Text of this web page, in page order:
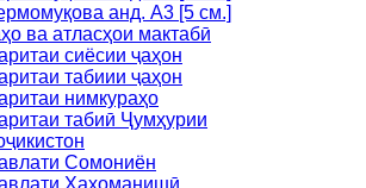
анд. А3 [5 см.]
ва атласҳои мактабӣ
сиёсии ҷаҳон
табиии ҷаҳон
нимкураҳо
табиӣ Ҷумҳурии
Сомониён
Ҳахоманишӣ